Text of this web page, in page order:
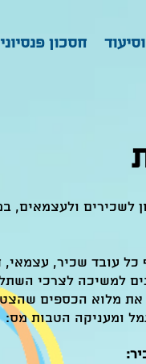
חסכון פנסיוני
לשכירים ולעצמאים,
עובד שכיר,
למשיכה לצרכי
את מלוא הכספים
ומעניקה הטבות מס: